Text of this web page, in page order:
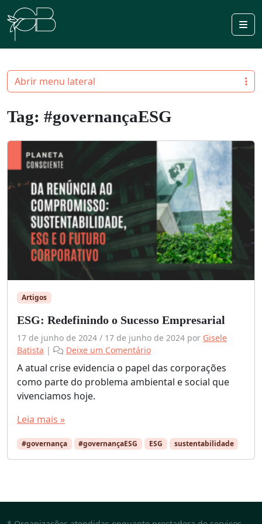
Tag: #governançaESG
Artigos
ESG: Redefinindo o Sucesso Empresarial
17 de junho de 2024 / 17 de junho de 2024 por Gisele
Batista | Deixe um Comentário
A atual crise evidencia o papel das corporações
como parte do problema ambiental e social que
vivenciamos hoje.
Leia mais »
#governança #governançaESG ESG sustentabilidade
Abrir menu lateral